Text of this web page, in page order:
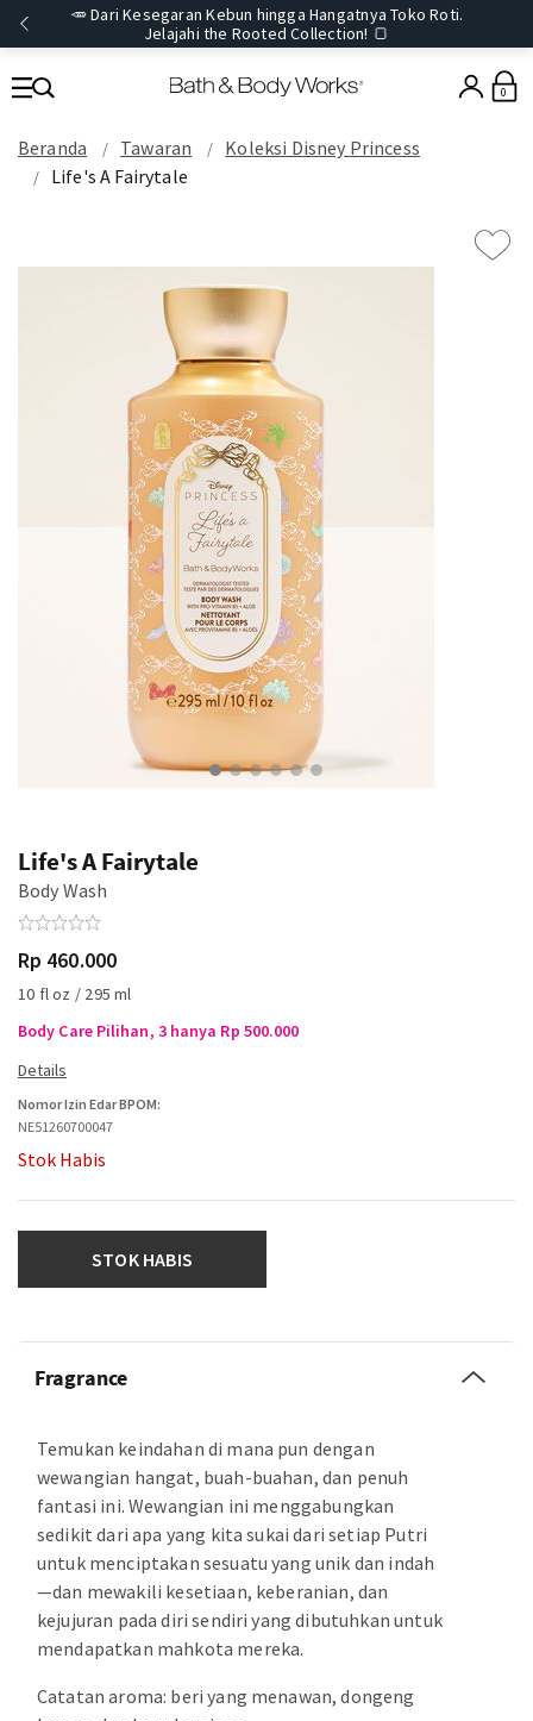
🥕 Dari Kesegaran Kebun hingga Hangatnya Toko Roti.
Jelajahi the Rooted Collection! 🍞
0
Beranda Tawaran
Koleksi Disney Princess
Life's A Fairytale
Life's A Fairytale
Body Wash
Rp 460.000
10 fl oz / 295 ml
Body Care Pilihan, 3 hanya Rp 500.000
Nomor Izin Edar BPOM:
NE51260700047
Stok Habis
STOK HABIS
Fragrance
Temukan keindahan di mana pun dengan
wewangian hangat, buah-buahan, dan penuh
fantasi ini. Wewangian ini menggabungkan
sedikit dari apa yang kita sukai dari setiap Putri
untuk menciptakan sesuatu yang unik dan indah
—dan mewakili kesetiaan, keberanian, dan
kejujuran pada diri sendiri yang dibutuhkan untuk
mendapatkan mahkota mereka.
Catatan aroma: beri yang menawan, dongeng